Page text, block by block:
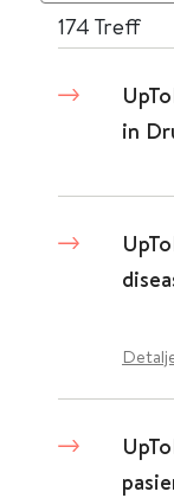
174 Treff
in